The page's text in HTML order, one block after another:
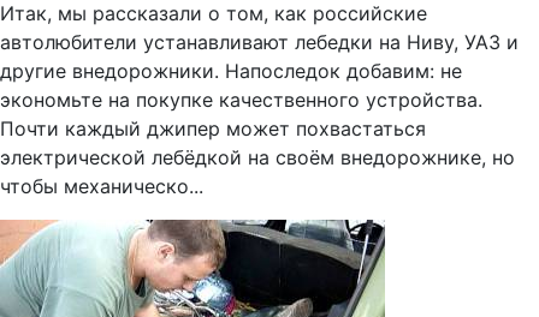
Итак, мы рассказали о том, как российские
автолюбители устанавливают лебедки на Ниву, УАЗ и
другие внедорожники. Напоследок добавим: не
экономьте на покупке качественного устройства.
Почти каждый джипер может похвастаться
электрической лебёдкой на своём внедорожнике, но
чтобы механическо...